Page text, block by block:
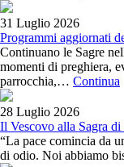
31 Luglio 2026
Programmi aggiornati
Continuano le Sagre
momenti di preghiera,
parrocchia,… Continua
28 Luglio 2026
Il Vescovo alla Sagra
“La pace comincia da
di odio. Noi abbiamo